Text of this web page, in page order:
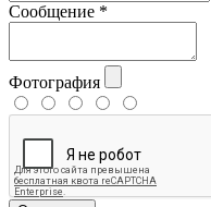
Сообщение *
Фотография